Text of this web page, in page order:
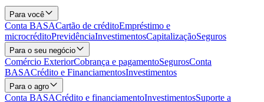
Para você
Conta BASACartão de créditoEmpréstimo e
microcréditoPrevidênciaInvestimentosCapitalizaçãoSeguros
Para o seu negócio
Comércio ExteriorCobrança e pagamentoSegurosConta
BASACrédito e FinanciamentosInvestimentos
Para o agro
Conta BASACrédito e financiamentoInvestimentosSuporte a